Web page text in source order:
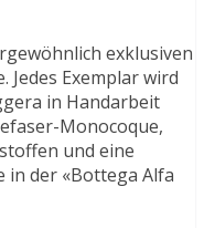
exklusiven
Jedes Exemplar wird
in Handarbeit
Monocoque,
und eine
in der «Bottega Alfa